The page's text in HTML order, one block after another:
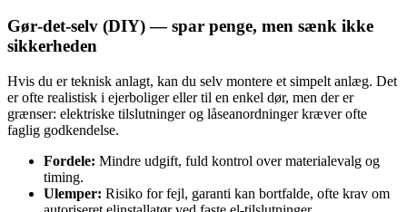
Gør‑det‑selv (DIY) — spar penge, men sænk ikke
sikkerheden
Hvis du er teknisk anlagt, kan du selv montere et simpelt anlæg. Det
er ofte realistisk i ejerboliger eller til en enkel dør, men der er
grænser: elektriske tilslutninger og låseanordninger kræver ofte
faglig godkendelse.
Fordele: Mindre udgift, fuld kontrol over materialevalg og
timing.
Ulemper: Risiko for fejl, garanti kan bortfalde, ofte krav om